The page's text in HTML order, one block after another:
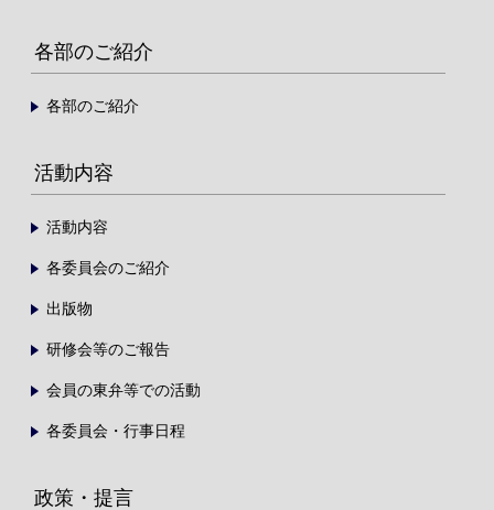
各部のご紹介
各部のご紹介
活動内容
活動内容
各委員会のご紹介
出版物
研修会等のご報告
会員の東弁等での活動
各委員会・行事日程
政策・提言